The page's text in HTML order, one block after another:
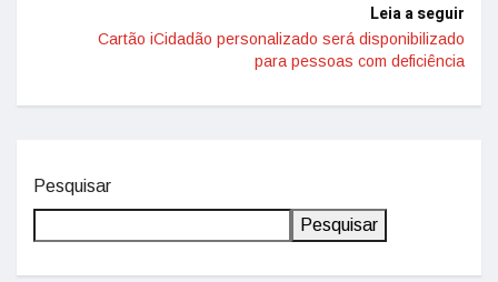
Leia a seguir
Cartão iCidadão personalizado será disponibilizado
para pessoas com deficiência
Pesquisar
Pesquisar